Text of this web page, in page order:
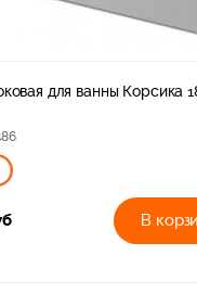
для ванны Корсика
В